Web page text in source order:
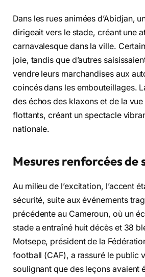
Dans les rues animées d’Abidjan,
dirigeait vers le stade, créant une
carnavalesque dans la ville.
joie, tandis que d’autres
vendre leurs marchandises aux
coincés dans les embouteillages.
des échos des klaxons et de la
flottants, créant un spectacle
nationale.
Mesures renforcées de
Au milieu de l’excitation, l’accent
sécurité, suite aux événements
précédente au Cameroun, où un
stade a entraîné huit décès et 38
Motsepe, président de la
football (CAF), a rassuré le public
soulignant que des leçons avaient